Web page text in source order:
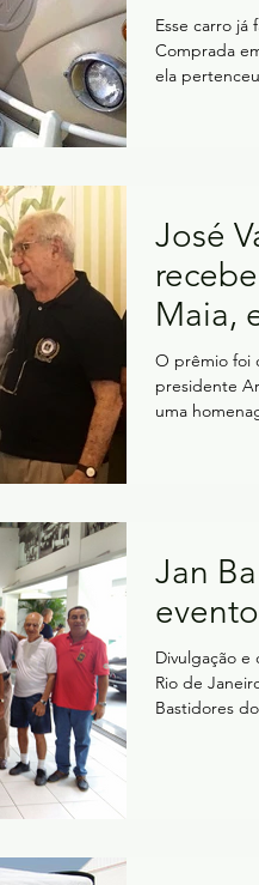
Esse carro já
Comprada
ela
José
Maia,
O prêmio foi
presidente
uma
Jan
Divulgação e
Rio de
Bastidores